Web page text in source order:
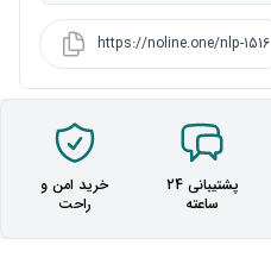
https://noline.one/nlp-1516
پشتیبانی 24
ساعته
خرید امن و
راحت